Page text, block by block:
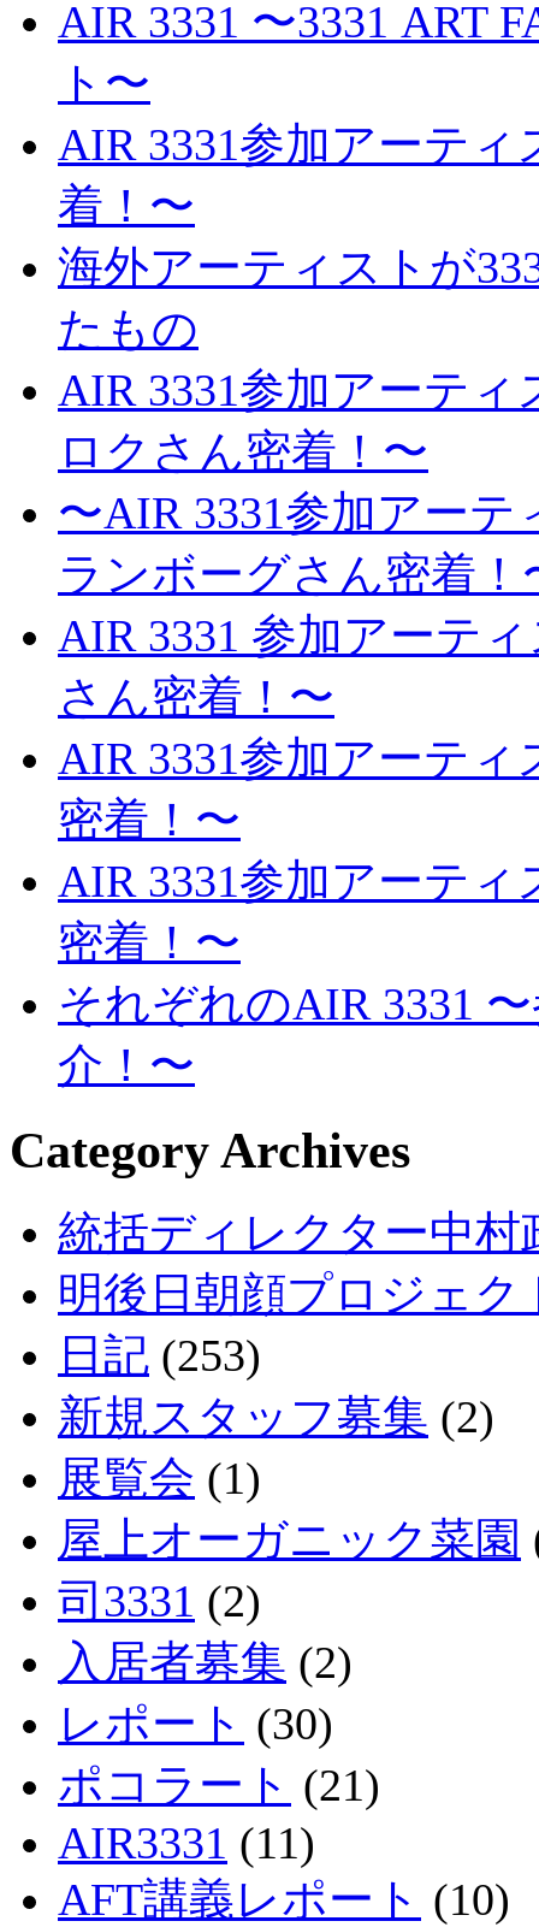
AIR 3331 〜3331 ART
ト〜
AIR 3331参加アーテ
着！〜
海外アーティストが
たもの
AIR 3331参加アーテ
ロクさん密着！〜
〜AIR 3331参加アー
ランボーグさん密着！
AIR 3331 参加アーテ
さん密着！〜
AIR 3331参加アーテ
密着！〜
AIR 3331参加アーテ
密着！〜
それぞれのAIR 3331
介！〜
Category Archives
統括ディレクター中村
明後日朝顔プロジェク
日記 (253)
新規スタッフ募集 (2)
展覧会 (1)
屋上オーガニック菜園
司3331 (2)
入居者募集 (2)
レポート (30)
ポコラート (21)
AIR3331 (11)
AFT講義レポート (10)